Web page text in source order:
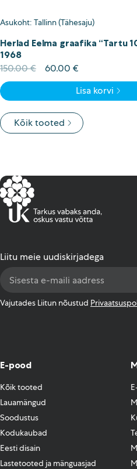
Asukoht: Tallinn (Tähesaju)
Herlad Eelma graafika “Tartu
1968
150.00€
Algne
hind
150.00 €.
60.00 €
price
is:
60.00 €.
Lisa korvi
Kõik tooted
Liitu meie uudiskirjadega
Address
Vajutades Liitun nõustud
E-pood
Kõik tooted
Lauamängud
Soodustus
Kodukaubad
Eesti disain
Lastetooted ja mänguasjad